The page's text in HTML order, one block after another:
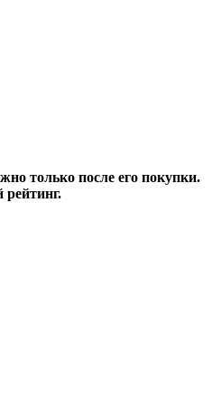
только после его покупки.